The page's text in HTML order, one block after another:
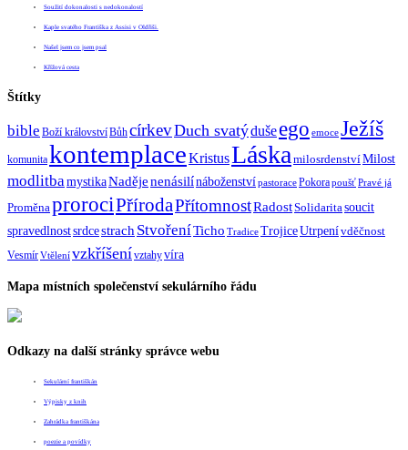
Soužití dokonalosti s nedokonalostí
Kaple svatého Františka z Assisi v Oldřiši.
Našel jsem co jsem psal
Křížová cesta
Štítky
bible Boží královstvíBůhcírkevDuch svatýdušeego emoceJežíš
komunitakontemplaceKristusLáska milosrdenstvíMilost
modlitbamystikaNadějenenásilínáboženstvípastoracePokorapoušťPravé já
Proměna prorociPřírodaPřítomnostRadostSolidaritasoucit
spravedlnostsrdcestrach StvořeníTicho TradiceTrojiceUtrpenívděčnost
VesmírVtělenívzkříšenívztahyvíra
Mapa místních společenství sekulárního řádu
Odkazy na další stránky správce webu
Sekulární františkán
Výpisky z knih
Zahrádka františkána
poezie a povídky